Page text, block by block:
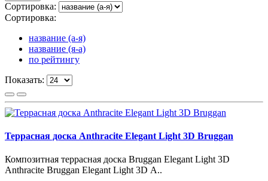
Сортировка:
Сортировка:
название (а-я)
название (я-а)
по рейтингу
Показать:
Террасная доска Anthracite Elegant Light 3D Bruggan
Композитная террасная доска Bruggan Elegant Light 3D
Anthracite Bruggan Elegant Light 3D A..